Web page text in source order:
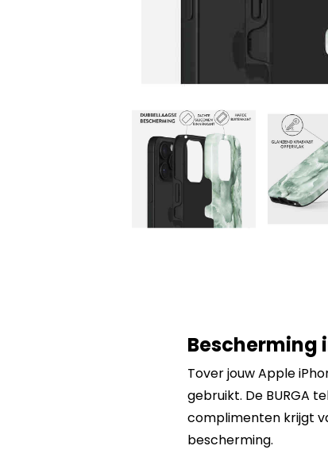
Bescherming
Tover jouw Apple
gebruikt. De BURGA
complimenten krijgt
bescherming.